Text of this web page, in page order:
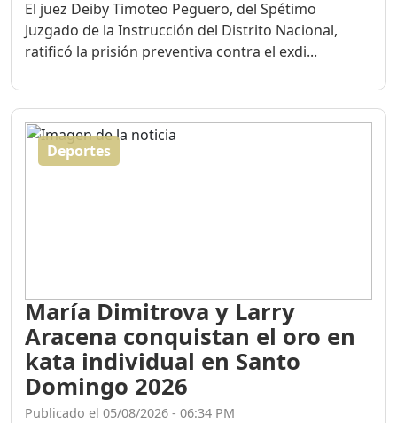
El juez Deiby Timoteo Peguero, del Spétimo
Juzgado de la Instrucción del Distrito Nacional,
ratificó la prisión preventiva contra el exdi...
Deportes
María Dimitrova y Larry
Aracena conquistan el oro en
kata individual en Santo
Domingo 2026
Publicado el 05/08/2026 - 06:34 PM